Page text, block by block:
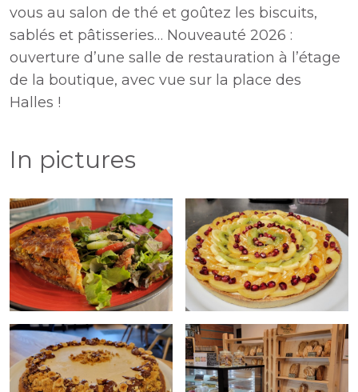
vous au salon de thé et goûtez les biscuits,
sablés et pâtisseries… Nouveauté 2026 :
ouverture d’une salle de restauration à l’étage
de la boutique, avec vue sur la place des
Halles !
In pictures